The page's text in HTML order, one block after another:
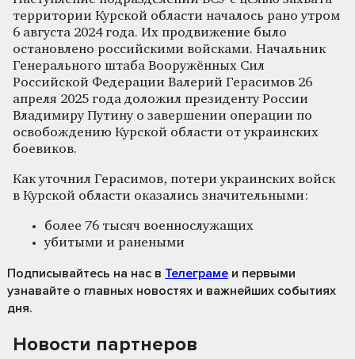
территории Курской области началось рано утром
6 августа 2024 года. Их продвижение было
остановлено российскими войсками. Начальник
Генерального штаба Вооружённых Сил
Российской Федерации Валерий Герасимов 26
апреля 2025 года доложил президенту России
Владимиру Путину о завершении операции по
освобождению Курской области от украинских
боевиков.
Как уточнил Герасимов, потери украинских войск
в Курской области оказались значительными:
более 76 тысяч военнослужащих
убитыми и ранеными
Подписывайтесь на нас в Телеграме и первыми
узнавайте о главных новостях и важнейших событиях
дня.
Новости партнеров